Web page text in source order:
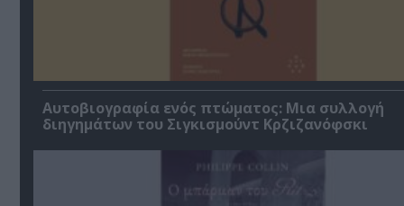
Αυτοβιογραφία ενός πτώματος: Μια συλλογή
διηγημάτων του Σιγκισμούντ Κρζιζανόφσκι